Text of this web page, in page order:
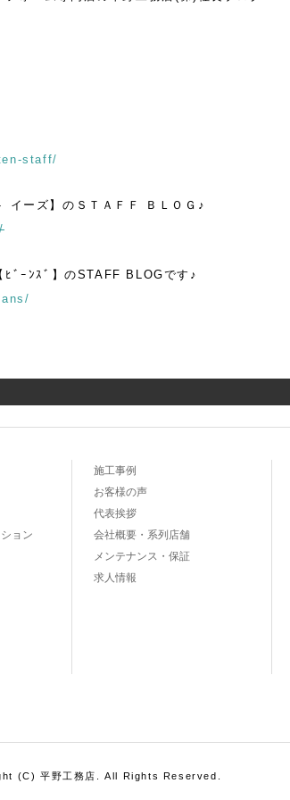
staff/
イーズ】のＳＴＡＦＦ ＢＬＯＧ♪
ﾋﾞｰﾝｽﾞ】のSTAFF BLOGです♪
ョン
施工事例
お客様の声
代表挨拶
会社概要・系列店舗
メンテナンス・保証
求人情報
(C) 平野工務店. All Rights Reserved.